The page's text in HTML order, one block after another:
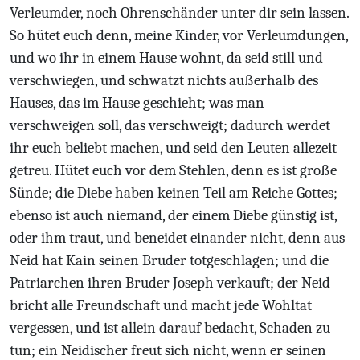
Verleumder, noch Ohrenschänder unter dir sein lassen.
So hütet euch denn, meine Kinder, vor Verleumdungen,
und wo ihr in einem Hause wohnt, da seid still und
verschwiegen, und schwatzt nichts außerhalb des
Hauses, das im Hause geschieht; was man
verschweigen soll, das verschweigt; dadurch werdet
ihr euch beliebt machen, und seid den Leuten allezeit
getreu. Hütet euch vor dem Stehlen, denn es ist große
Sünde; die Diebe haben keinen Teil am Reiche Gottes;
ebenso ist auch niemand, der einem Diebe günstig ist,
oder ihm traut, und beneidet einander nicht, denn aus
Neid hat Kain seinen Bruder totgeschlagen; und die
Patriarchen ihren Bruder Joseph verkauft; der Neid
bricht alle Freundschaft und macht jede Wohltat
vergessen, und ist allein darauf bedacht, Schaden zu
tun; ein Neidischer freut sich nicht, wenn er seinen